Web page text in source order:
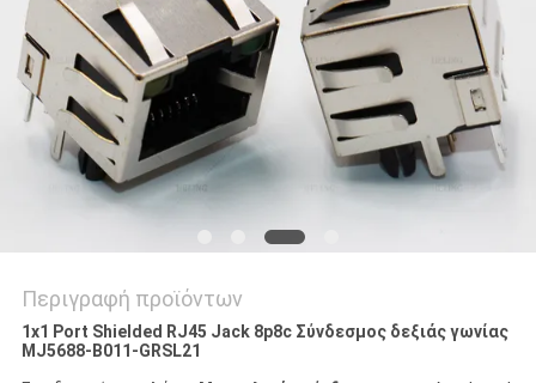
Περιγραφή προϊόντων
1x1 Port Shielded RJ45 Jack 8p8c Σύνδεσμος δεξιάς γωνίας
MJ5688-B011-GRSL21